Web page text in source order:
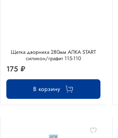
Щетка дворника 280мм АЛКА START
силикон/графит 115-110
175 ₽
В корзину